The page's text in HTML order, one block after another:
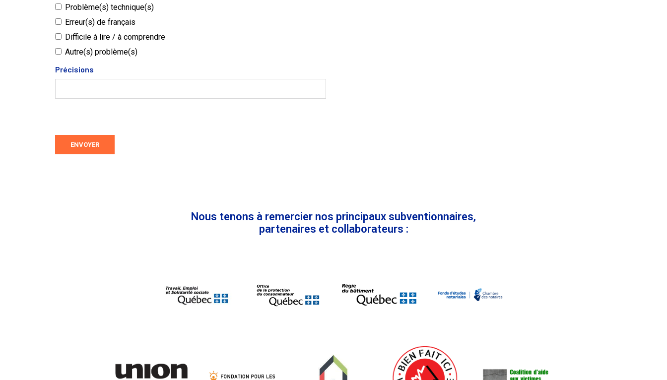
Problème(s) technique(s)
Erreur(s) de français
Difficile à lire / à comprendre
Autre(s) problème(s)
Précisions
ENVOYER
Nous tenons à remercier nos principaux subventionnaires,
partenaires et collaborateurs :